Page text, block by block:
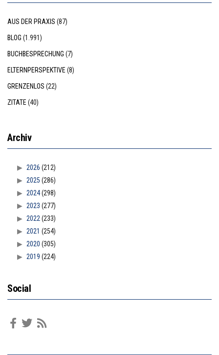
AUS DER PRAXIS (87)
BLOG (1.991)
BUCHBESPRECHUNG (7)
ELTERNPERSPEKTIVE (8)
GRENZENLOS (22)
ZITATE (40)
Archiv
2026 (212)
2025 (286)
2024(298)
2023 (277)
2022 (233)
2021 (254)
2020 (305)
2019 (224)
Social